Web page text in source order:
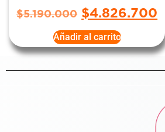
$5.190.000 $4.826.700
Añadir al carrito